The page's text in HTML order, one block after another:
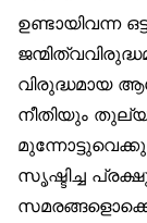
ഉണ്ടായിവന്ന
വിരുദ്ധമായ
നീതിയും
സൃഷ്ടിച്ച